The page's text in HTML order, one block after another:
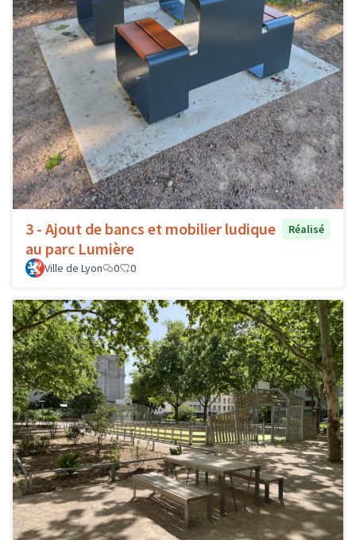
3 - Ajout de bancs et mobilier ludique
au parc Lumière
Réalisé
Ville de Lyon 0 0